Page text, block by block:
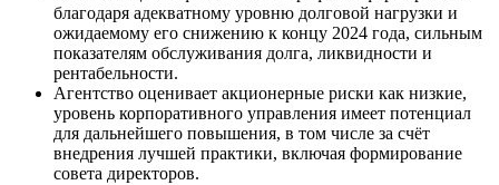
благодаря адекватному уровню долговой нагрузки и
ожидаемому его снижению к концу 2024 года, сильным
показателям обслуживания долга, ликвидности и
рентабельности.
Агентство оценивает акционерные риски как низкие,
уровень корпоративного управления имеет потенциал
для дальнейшего повышения, в том числе за счёт
внедрения лучшей практики, включая формирование
совета директоров.